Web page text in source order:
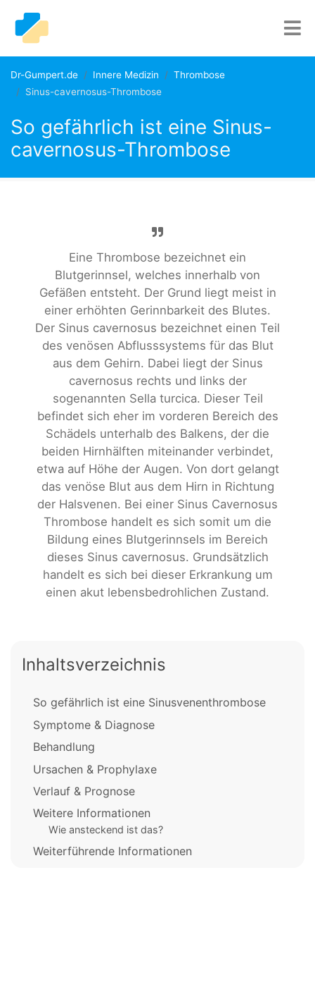
Dr-Gumpert.de Innere Medizin
Thrombose
Sinus-cavernosus-Thrombose
So gefährlich ist eine Sinus-
cavernosus-Thrombose
Eine Thrombose bezeichnet ein
Blutgerinnsel, welches innerhalb von
Gefäßen entsteht. Der Grund liegt meist in
einer erhöhten Gerinnbarkeit des Blutes.
Der Sinus cavernosus bezeichnet einen Teil
des venösen Abflusssystems für das Blut
aus dem Gehirn. Dabei liegt der Sinus
cavernosus rechts und links der
sogenannten Sella turcica. Dieser Teil
befindet sich eher im vorderen Bereich des
Schädels unterhalb des Balkens, der die
beiden Hirnhälften miteinander verbindet,
etwa auf Höhe der Augen. Von dort gelangt
das venöse Blut aus dem Hirn in Richtung
der Halsvenen. Bei einer Sinus Cavernosus
Thrombose handelt es sich somit um die
Bildung eines Blutgerinnsels im Bereich
dieses Sinus cavernosus. Grundsätzlich
handelt es sich bei dieser Erkrankung um
einen akut lebensbedrohlichen Zustand.
Inhaltsverzeichnis
So gefährlich ist eine Sinusvenenthrombose
Symptome & Diagnose
Behandlung
Ursachen & Prophylaxe
Verlauf & Prognose
Weitere Informationen
Wie ansteckend ist das?
Weiterführende Informationen